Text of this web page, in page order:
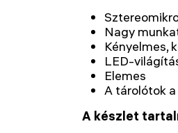
Nagy
Kényelmes,
LED-
Elemes
A tárolótok
A készlet